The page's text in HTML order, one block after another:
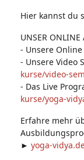
Hier kannst du
UNSER ONLINE
- Unsere
- Unsere Video
kurse/video-
- Das Live
kurse/yoga-
Erfahre mehr
► yoga-